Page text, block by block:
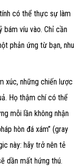
có thể thực sự làm
bám víu vào. Chỉ cần
phản ứng từ bạn, nhu
xúc, những chiến lược
Họ thậm chí có thể
mỗi lần không nhận
hòn đá xám” (gray
này: hãy trở nên tẻ
dần mất hứng thú.